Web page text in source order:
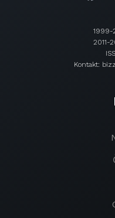
1999-
2011-
Kontakt: